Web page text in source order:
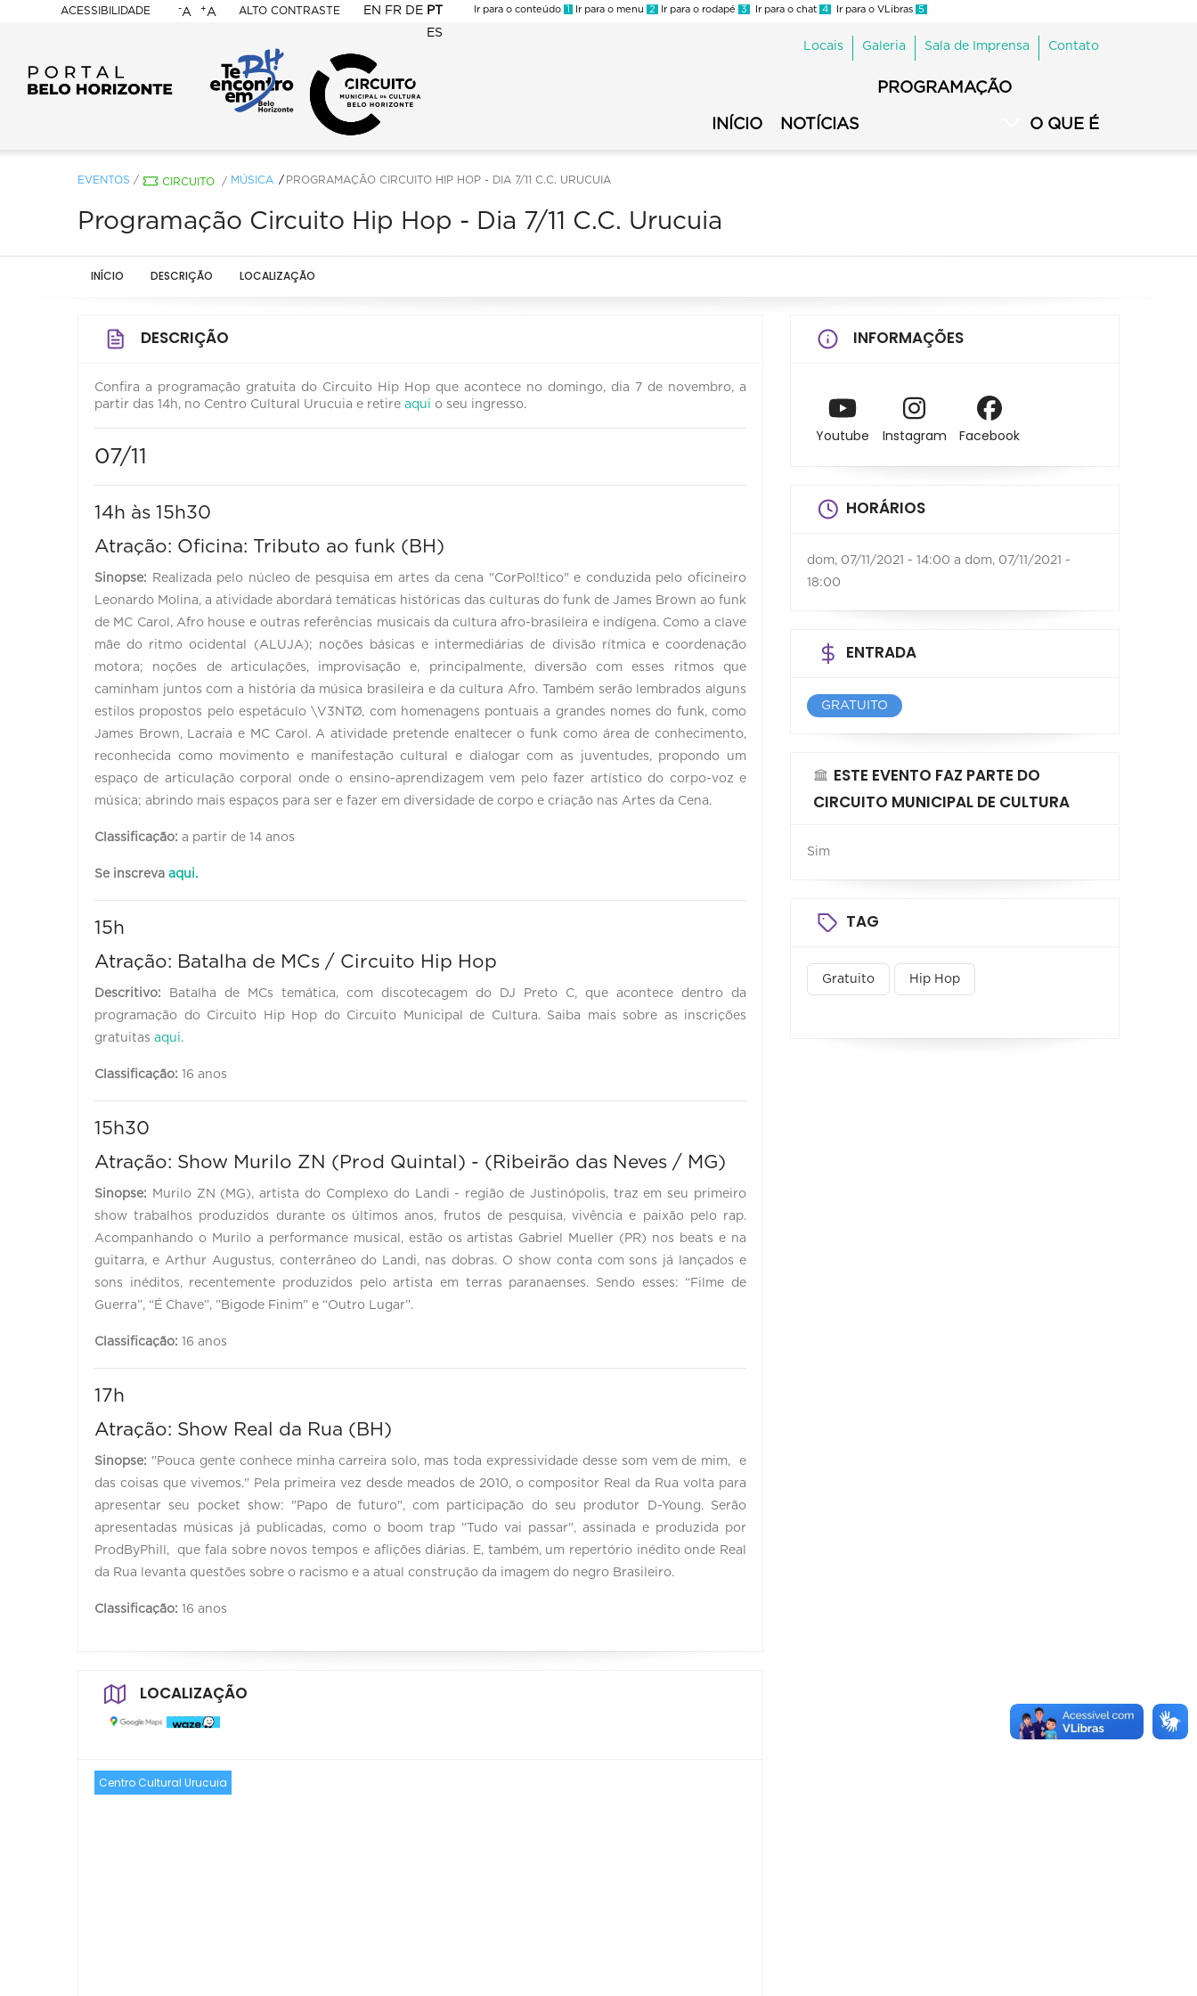
ACESSIBILIDADE
BELO
-A +A ALTO CONTRASTE EN FR DE PT
ES
Ir para o conteúdo 1 Ir para o menu 2 Ir para o rodapé 3 Ir para o chat 4 Ir para o VLibras 5
Municipal
Menu
Secundário
Locais Galeria Sala de Imprensa Contato
Cultura
INÍCIO NOTÍCIAS
PROGRAMAÇÃO
O QUE É
EVENTOS / CIRCUITO / MÚSICA PROGRAMAÇÃO CIRCUITO HIP HOP - DIA 7/11 C.C. URUCUIA
Programação Circuito Hip Hop - Dia 7/11 C.C. Urucuia
INÍCIO DESCRIÇÃO LOCALIZAÇÃO
DESCRIÇÃO
Confira a programação gratuita do Circuito Hip Hop que acontece no domingo, dia 7 de novembro, a
partir das 14h, no Centro Cultural Urucuia e retire aqui o seu ingresso.
07/11
14h às 15h30
Atração: Oficina: Tributo ao funk (BH)
Sinopse: Realizada pelo núcleo de pesquisa em artes da cena "CorPol!tico" e conduzida pelo oficineiro
Leonardo Molina, a atividade abordará temáticas históricas das culturas do funk de James Brown ao funk
de MC Carol, Afro house e outras referências musicais da cultura afro-brasileira e indígena. Como a clave
mãe do ritmo ocidental (ALUJA); noções básicas e intermediárias de divisão rítmica e coordenação
motora; noções de articulações, improvisação e, principalmente, diversão com esses ritmos que
caminham juntos com a história da música brasileira e da cultura Afro. Também serão lembrados alguns
estilos propostos pelo espetáculo \V3NTØ, com homenagens pontuais a grandes nomes do funk, como
James Brown, Lacraia e MC Carol. A atividade pretende enaltecer o funk como área de conhecimento,
reconhecida como movimento e manifestação cultural e dialogar com as juventudes, propondo um
espaço de articulação corporal onde o ensino-aprendizagem vem pelo fazer artístico do corpo-voz e
música; abrindo mais espaços para ser e fazer em diversidade de corpo e criação nas Artes da Cena.
Classificação: a partir de 14 anos
Se inscreva aqui.
15h
Atração: Batalha de MCs / Circuito Hip Hop
Descritivo:
Batalha de MCs temática, com discotecagem do DJ Preto C, que acontece dentro da
programação do Circuito Hip Hop do Circuito Municipal de Cultura. Saiba mais sobre as inscrições
gratuitas aqui.
Classificação: 16 anos
15h30
Atração: Show Murilo ZN (Prod Quintal) - (Ribeirão das Neves / MG)
Sinopse:
Murilo ZN (MG), artista do Complexo do Landi - região de Justinópolis, traz em seu primeiro
show trabalhos produzidos durante os últimos anos, frutos de pesquisa, vivência e paixão pelo rap.
Acompanhando o Murilo a performance musical, estão os artistas Gabriel Mueller (PR) nos beats e na
guitarra, e Arthur Augustus, conterrâneo do Landi, nas dobras. O show conta com sons já lançados e
sons inéditos, recentemente produzidos pelo artista em terras paranaenses. Sendo esses: “Filme de
Guerra”, “É Chave”, ”Bigode Finim” e “Outro Lugar”.
Classificação: 16 anos
17h
Atração: Show Real da Rua (BH)
Sinopse: "Pouca gente conhece minha carreira solo, mas toda expressividade desse som vem de mim, e
das coisas que vivemos." Pela primeira vez desde meados de 2010, o compositor Real da Rua volta para
apresentar seu pocket show: "Papo de futuro", com participação do seu produtor D-Young. Serão
apresentadas músicas já publicadas, como o boom trap "Tudo vai passar", assinada e produzida por
ProdByPhill, que fala sobre novos tempos e aflições diárias. E, também, um repertório inédito onde Real
da Rua levanta questões sobre o racismo e a atual construção da imagem do negro Brasileiro.
Classificação: 16 anos
LOCALIZAÇÃO
Centro Cultural Urucuia
INFORMAÇÕES
Youtube Instagram Facebook
HORÁRIOS
dom, 07/11/2021 - 14:00 a dom, 07/11/2021 -
18:00
ENTRADA
GRATUITO
ESTE EVENTO FAZ PARTE DO
CIRCUITO MUNICIPAL DE CULTURA
Sim
TAG
Gratuito Hip Hop